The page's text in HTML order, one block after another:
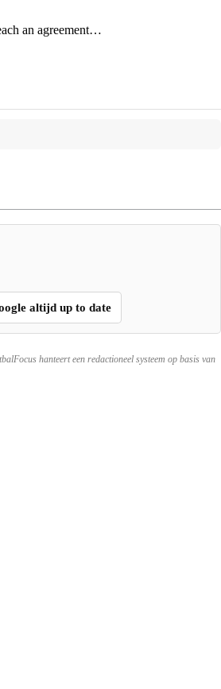
an agreement…
altijd up to date
hanteert een redactioneel systeem op basis van